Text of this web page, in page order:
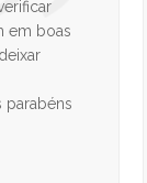
em boas
parabéns